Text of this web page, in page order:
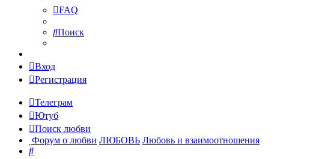
FAQ
Поиск
Вход
Регистрация
Телеграм
Ютуб
Поиск любви
Форум о любви ЛЮБОВЬ Любовь и взаимоотношения
Поиск